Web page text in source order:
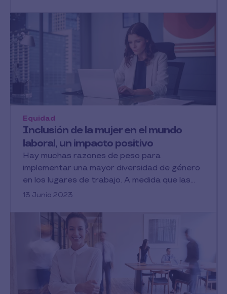
Inclusión de la mujer en el mundo
laboral, un impacto positivo
Equidad
Hay muchas razones de peso para
implementar una mayor diversidad de género
en los lugares de trabajo. A medida que las...
13 Junio 2023